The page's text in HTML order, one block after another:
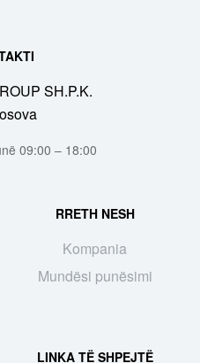
SH.P.K.
09:00 – 18:00
RRETH NESH
Kompania
Mundësi punësimi
LINKA TË SHPEJTË